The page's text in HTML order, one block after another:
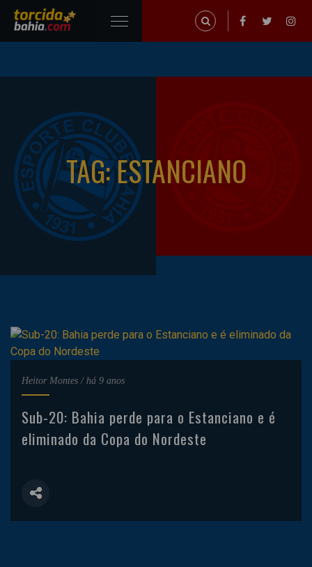
TAG: ESTANCIANO
Heitor Montes / há 9 anos
Sub-20: Bahia perde para o Estanciano e é
eliminado da Copa do Nordeste